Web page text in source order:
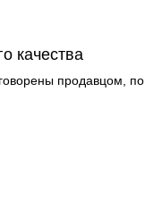
качества
продавцом, по